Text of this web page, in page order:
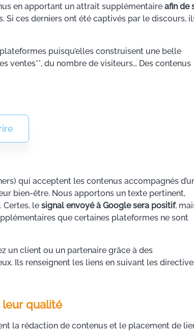
en apportant un attrait supplémentaire afin de
ces derniers ont été captivés par le discours,
puisqu’elles construisent une belle
ventes**, du nombre de visiteurs… Des contenus
qui acceptent les contenus accompagnés
bien-être. Nous apportons un texte pertinent,
Certes, le signal envoyé à Google sera positif,
que certaines plateformes ne sont
un client ou un partenaire grâce à des
Ils renseignent les liens en suivant les
leur qualité
la rédaction de contenus et le placement de